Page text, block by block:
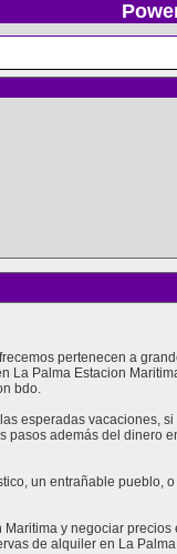
pertenecen a
La Palma Estacion
bdo.
esperadas vacaciones,
pasos además del dinero
un entrañable pueblo,
y negociar
de alquiler en La